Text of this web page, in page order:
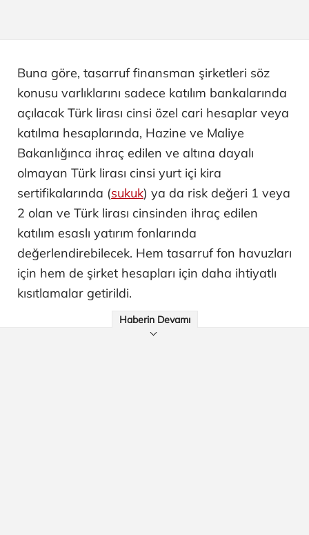
Buna göre, tasarruf finansman şirketleri söz
konusu varlıklarını sadece katılım bankalarında
açılacak Türk lirası cinsi özel cari hesaplar veya
katılma hesaplarında, Hazine ve Maliye
Bakanlığınca ihraç edilen ve altına dayalı
olmayan Türk lirası cinsi yurt içi kira
sertifikalarında (sukuk) ya da risk değeri 1 veya
2 olan ve Türk lirası cinsinden ihraç edilen
katılım esaslı yatırım fonlarında
değerlendirebilecek. Hem tasarruf fon havuzları
için hem de şirket hesapları için daha ihtiyatlı
kısıtlamalar getirildi.
Haberin Devamı